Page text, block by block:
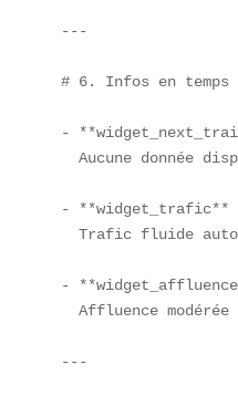
---
# 6. Infos en temps
-
Aucune donnée
- **widget_trafic**
Trafic fluide
-
Affluence modérée
---